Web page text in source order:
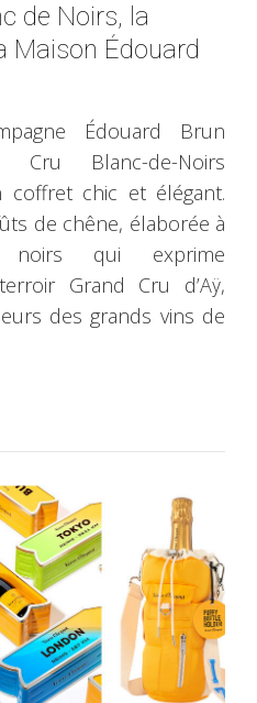
de Noirs, la
Maison Édouard
Édouard Brun
Blanc-de-Noirs
coffret chic et élégant.
de chêne, élaborée à
qui exprime
Grand Cru d’Aÿ,
des grands vins de